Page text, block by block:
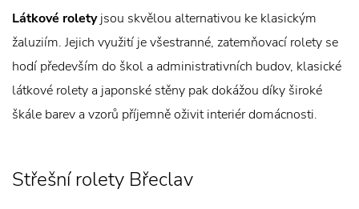
Látkové roletyjsou skvělou alternativou ke klasickým
žaluziím. Jejich využití je všestranné, zatemňovací rolety se
hodí především do škol a administrativních budov, klasické
látkové rolety a japonské stěny pak dokážou díky široké
škále barev a vzorů příjemně oživit interiér domácnosti.
Střešní rolety Břeclav